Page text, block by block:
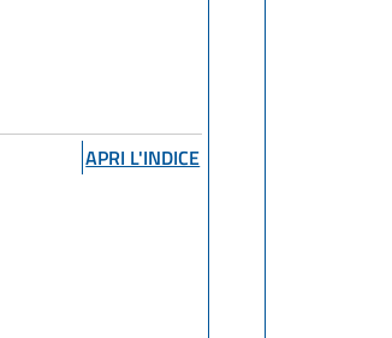
APRI L'INDICE